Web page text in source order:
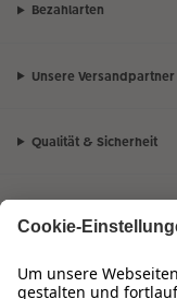
Bezahlarten
Unsere Versandpartner
Qualität & Sicherheit
Hartlauer Foto World